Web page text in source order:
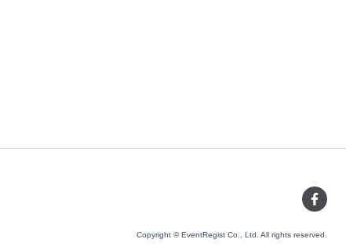
Copyright © EventRegist Co., Ltd. All rights reserved.